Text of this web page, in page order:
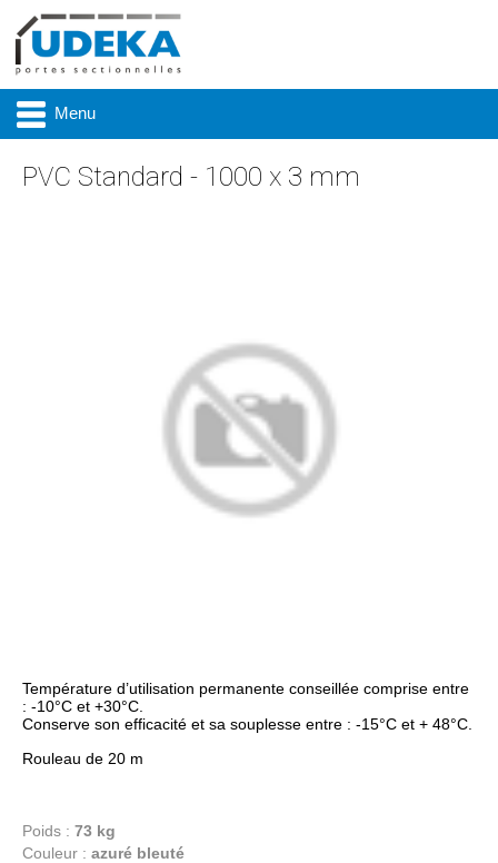
Menu
PVC Standard - 1000 x 3 mm
Température d’utilisation permanente conseillée comprise entre
: -10°C et +30°C.
Conserve son efficacité et sa souplesse entre : -15°C et + 48°C.
Rouleau de 20 m
Poids : 73 kg
Couleur : azuré bleuté